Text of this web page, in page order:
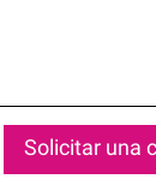
Solicitar una